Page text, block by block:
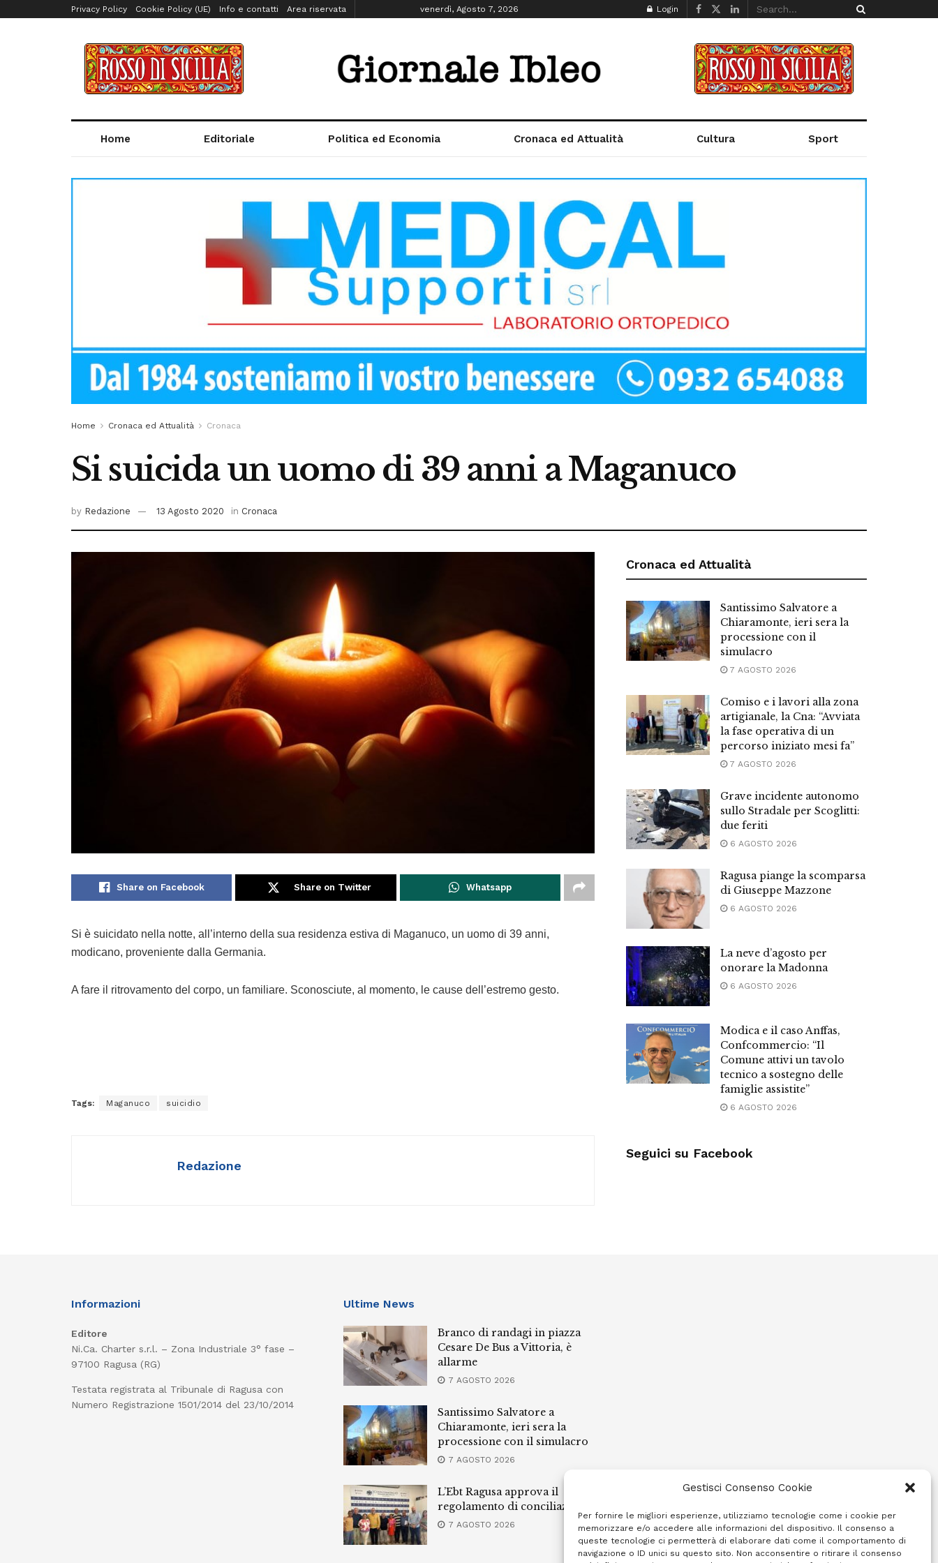
Gestisci Consenso Cookie
Per fornire le migliori esperienze, utilizziamo tecnologie come i cookie per
memorizzare e/o accedere alle informazioni del dispositivo. Il consenso a
queste tecnologie ci permetterà di elaborare dati come il comportamento di
navigazione o ID unici su questo sito. Non acconsentire o ritirare il consenso
Privacy Policy Cookie Policy (UE) Info e contatti Area riservata venerdì, Agosto 7, 2026 Login
Home Editoriale Politica ed Economia Cronaca ed Attualità Cultura Sport
Home Cronaca ed Attualità Cronaca
Si suicida un uomo di 39 anni a Maganuco
by Redazione 13 Agosto 2020 in Cronaca
Share on Facebook Share on Twitter Whatsapp
Si è suicidato nella notte, all’interno della sua residenza estiva di Maganuco, un uomo di 39 anni,
modicano, proveniente dalla Germania.
A fare il ritrovamento del corpo, un familiare. Sconosciute, al momento, le cause dell’estremo gesto.
Tags: Maganuco suicidio
Redazione
Cronaca ed Attualità
Santissimo Salvatore a
Chiaramonte, ieri sera la
processione con il
simulacro
7 AGOSTO 2026
Comiso e i lavori alla zona
artigianale, la Cna: “Avviata
la fase operativa di un
percorso iniziato mesi fa”
7 AGOSTO 2026
Grave incidente autonomo
sullo Stradale per Scoglitti:
due feriti
6 AGOSTO 2026
Ragusa piange la scomparsa
di Giuseppe Mazzone
6 AGOSTO 2026
La neve d’agosto per
onorare la Madonna
6 AGOSTO 2026
Modica e il caso Anffas,
Confcommercio: “Il
Comune attivi un tavolo
tecnico a sostegno delle
famiglie assistite”
6 AGOSTO 2026
Seguici su Facebook
Informazioni
Editore
Ni.Ca. Charter s.r.l. – Zona Industriale 3° fase –
97100 Ragusa (RG)
Testata registrata al Tribunale di Ragusa con
Numero Registrazione 1501/2014 del 23/10/2014
Ultime News
Branco di randagi in piazza
Cesare De Bus a Vittoria, è
allarme
7 AGOSTO 2026
Santissimo Salvatore a
Chiaramonte, ieri sera la
processione con il simulacro
7 AGOSTO 2026
L’Ebt Ragusa approva il
regolamento di conciliazione
7 AGOSTO 2026